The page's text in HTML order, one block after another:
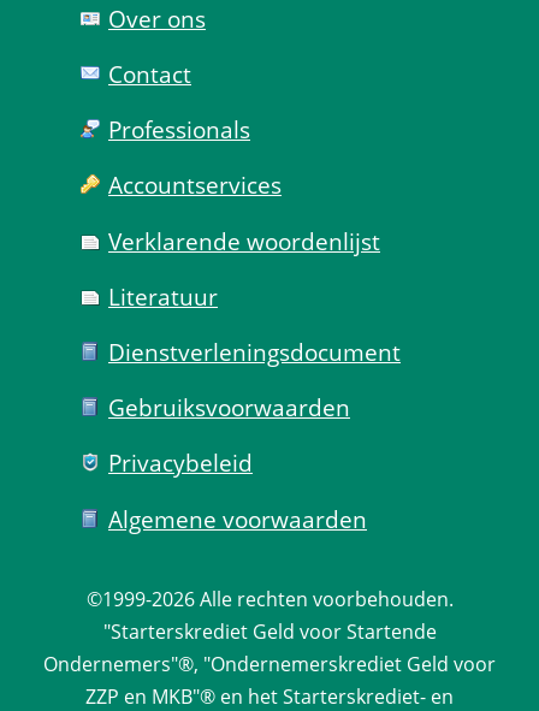
Over ons
Contact
Professionals
Account­services
Verklarende woorden­lijst
Literatuur
Dienst­verlenings­document
Gebruiks­voorwaarden
Privacy­beleid
Algemene voorwaarden
©1999-2026 Alle rechten voorbehouden.
"Starterskrediet Geld voor Startende
Ondernemers"®, "Ondernemerskrediet Geld voor
ZZP en MKB"® en het Starterskrediet- en